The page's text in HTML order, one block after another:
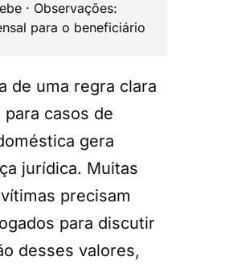
· Observações:
para o beneficiário
de uma regra clara
casos de
gera
jurídica. Muitas
precisam
para discutir
desses valores,